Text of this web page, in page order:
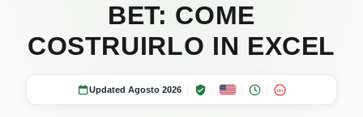
BET: COME
COSTRUIRLO IN EXCEL
Updated Agosto 2026 18+